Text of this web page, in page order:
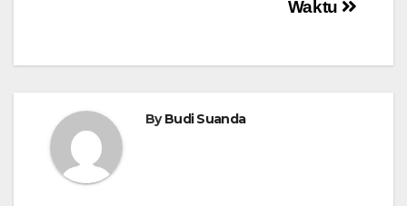
Waktu
ByBudi Suanda